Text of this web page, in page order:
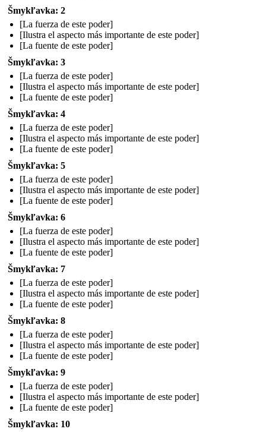
Šmykľavka: 2
[La fuerza de este poder]
[Ilustra el aspecto más importante de este poder]
[La fuente de este poder]
Šmykľavka: 3
[La fuerza de este poder]
[Ilustra el aspecto más importante de este poder]
[La fuente de este poder]
Šmykľavka: 4
[La fuerza de este poder]
[Ilustra el aspecto más importante de este poder]
[La fuente de este poder]
Šmykľavka: 5
[La fuerza de este poder]
[Ilustra el aspecto más importante de este poder]
[La fuente de este poder]
Šmykľavka: 6
[La fuerza de este poder]
[Ilustra el aspecto más importante de este poder]
[La fuente de este poder]
Šmykľavka: 7
[La fuerza de este poder]
[Ilustra el aspecto más importante de este poder]
[La fuente de este poder]
Šmykľavka: 8
[La fuerza de este poder]
[Ilustra el aspecto más importante de este poder]
[La fuente de este poder]
Šmykľavka: 9
[La fuerza de este poder]
[Ilustra el aspecto más importante de este poder]
[La fuente de este poder]
Šmykľavka: 10